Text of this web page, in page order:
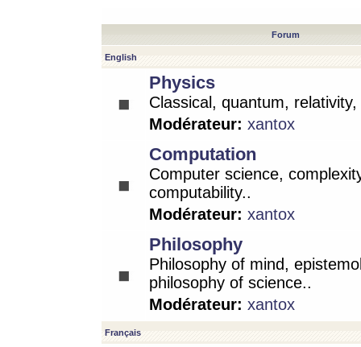
Forum
English
Physics
Classical, quantum,
Modérateur: xantox
Computation
Computer science,
computability..
Modérateur: xantox
Philosophy
Philosophy of mind,
philosophy of science..
Modérateur: xantox
Français